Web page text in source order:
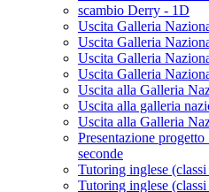
scambio Derry - 1D
Uscita Galleria
Uscita Galleria
Uscita Galleria
Uscita Galleria
Uscita alla Galleria
Uscita alla galleria
Uscita alla Galleria
Presentazione
seconde
Tutoring inglese (classi
Tutoring inglese (classi